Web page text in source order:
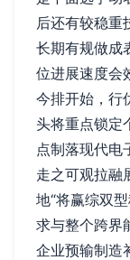
后还有较稳重
长期有规做成
位进展速度会
今排开始，行
头将重点锁定
点制落现代电
走之可观拉融
地“将赢综双
求与整个跨界
企业预输制造